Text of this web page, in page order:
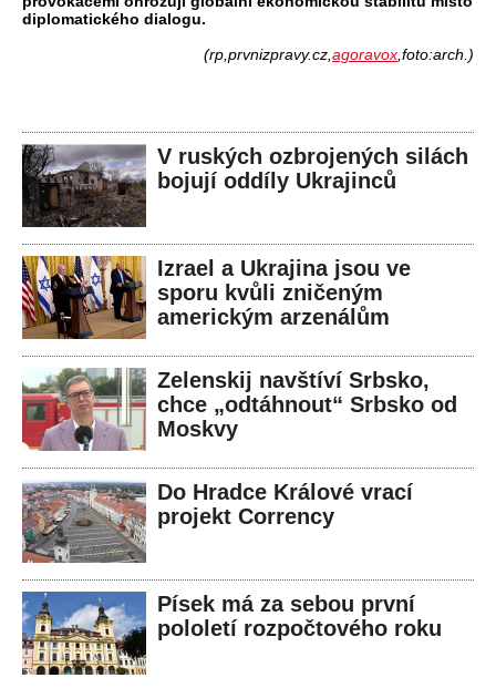
diplomatického dialogu.
(rp,prvnizpravy.cz,agoravox,foto:arch.)
V ruských ozbrojených silách
bojují oddíly Ukrajinců
Izrael a Ukrajina jsou ve
sporu kvůli zničeným
americkým arzenálům
Zelenskij navštíví Srbsko,
chce „odtáhnout“ Srbsko od
Moskvy
Do Hradce Králové vrací
projekt Corrency
Písek má za sebou první
pololetí rozpočtového roku